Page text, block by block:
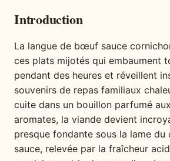
Introduction
La langue de bœuf sauce
ces plats mijotés qui embaument
pendant des heures et réveillent
souvenirs de repas familiaux
cuite dans un bouillon parfumé
aromates, la viande devient
presque fondante sous la lame du
sauce, relevée par la fraîcheur